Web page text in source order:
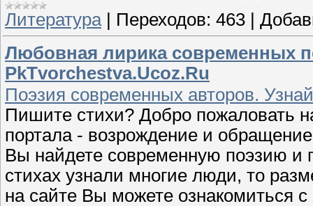
Литература| Переходов: 463
Любовная лирика современных
PkTvorchestva.Ucoz.Ru
Поэзия современных авторов.
Пишите стихи? Добро пожаловать
портала - возрождение и
Вы найдете современную поэзию и
стихах узнали многие люди, то
на сайте Вы можете ознакомиться с